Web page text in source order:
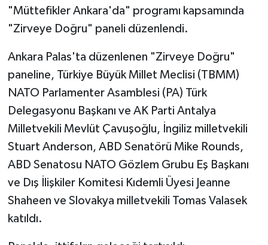
"Müttefikler Ankara'da" programı kapsamında
"Zirveye Doğru" paneli düzenlendi.
Ankara Palas'ta düzenlenen "Zirveye Doğru"
paneline, Türkiye Büyük Millet Meclisi (TBMM)
NATO Parlamenter Asamblesi (PA) Türk
Delegasyonu Başkanı ve AK Parti Antalya
Milletvekili Mevlüt Çavuşoğlu, İngiliz milletvekili
Stuart Anderson, ABD Senatörü Mike Rounds,
ABD Senatosu NATO Gözlem Grubu Eş Başkanı
ve Dış İlişkiler Komitesi Kıdemli Üyesi Jeanne
Shaheen ve Slovakya milletvekili Tomas Valasek
katıldı.